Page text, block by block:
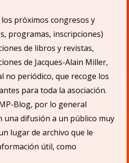
próximos congresos y
programas, inscripciones)
de libros y revistas,
de Jacques-Alain Miller,
no periódico, que recoge los
para toda la asociación.
Blog, por lo general
una difusión a un público muy
lugar de archivo que le
n útil, como